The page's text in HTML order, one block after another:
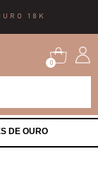
18K
0
DE OURO